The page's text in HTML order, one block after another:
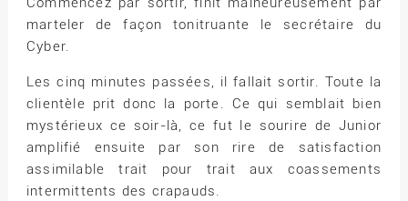
marteler de façon tonitruante le secrétaire du
Cyber.
Les cinq minutes passées, il fallait sortir. Toute la
clientèle prit donc la porte. Ce qui semblait bien
mystérieux ce soir-là, ce fut le sourire de Junior
amplifié ensuite par son rire de satisfaction
assimilable trait pour trait aux coassements
intermittents des crapauds.